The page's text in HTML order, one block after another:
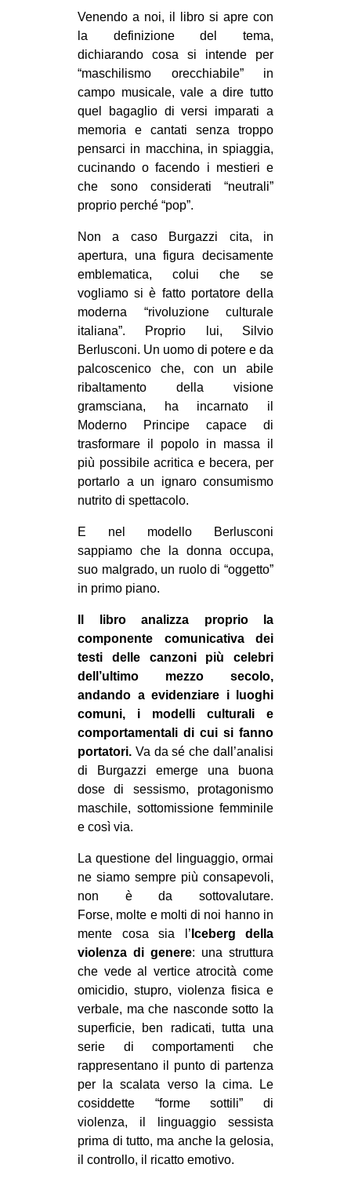
AMERICHE
ESTREMO ORIENTE
MEDIO ORIENTE
EVENTI
in
tw
bsky
ms
SEARCH
Venendo a noi, il libro si apre con
la definizione del tema,
dichiarando cosa si intende per
“maschilismo orecchiabile” in
campo musicale, vale a dire tutto
quel bagaglio di versi imparati a
memoria e cantati senza troppo
pensarci in macchina, in spiaggia,
cucinando o facendo i mestieri e
che sono considerati “neutrali”
proprio perché “pop”.
Non a caso Burgazzi cita, in
apertura, una figura decisamente
emblematica, colui che se
vogliamo si è fatto portatore della
moderna “rivoluzione culturale
italiana”. Proprio lui, Silvio
Berlusconi. Un uomo di potere e da
palcoscenico che, con un abile
ribaltamento della visione
gramsciana, ha incarnato il
Moderno Principe capace di
trasformare il popolo in massa il
più possibile acritica e becera, per
portarlo a un ignaro consumismo
nutrito di spettacolo.
E nel modello Berlusconi
sappiamo che la donna occupa,
suo malgrado, un ruolo di “oggetto”
in primo piano.
Il libro analizza proprio la
componente comunicativa dei
testi delle canzoni più celebri
dell’ultimo mezzo secolo,
andando a evidenziare i luoghi
comuni, i modelli culturali e
comportamentali di cui si fanno
portatori. Va da sé che dall’analisi
di Burgazzi emerge una buona
dose di sessismo, protagonismo
maschile, sottomissione femminile
e così via.
La questione del linguaggio, ormai
ne siamo sempre più consapevoli,
non è da sottovalutare.
Forse, molte e molti di noi hanno in
mente cosa sia l’ Iceberg della
violenza di genere: una struttura
che vede al vertice atrocità come
omicidio, stupro, violenza fisica e
verbale, ma che nasconde sotto la
superficie, ben radicati, tutta una
serie di comportamenti che
rappresentano il punto di partenza
per la scalata verso la cima. Le
cosiddette “forme sottili” di
violenza, il linguaggio sessista
prima di tutto, ma anche la gelosia,
il controllo, il ricatto emotivo.